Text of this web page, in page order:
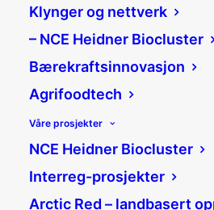
Klynger og nettverk
– NCE Heidner Biocluster
Bærekraftsinnovasjon
Agrifoodtech
Våre prosjekter
NCE Heidner Biocluster
Interreg-prosjekter
Arctic Red – landbasert
Investerer i